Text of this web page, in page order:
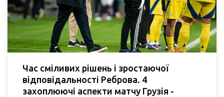
Час сміливих рішень і зростаючої
відповідальності Реброва. 4
захоплюючі аспекти матчу Грузія -